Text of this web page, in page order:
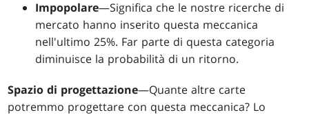
Impopolare—Significa che le nostre ricerche di
mercato hanno inserito questa meccanica
nell'ultimo 25%. Far parte di questa categoria
diminuisce la probabilità di un ritorno.
Spazio di progettazione—Quante altre carte
potremmo progettare con questa meccanica? Lo